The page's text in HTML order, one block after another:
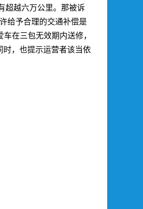
超越六万公里。那被诉
给予合理的交通补偿是
在三包无效期内送修，
时，也提示运营者该当依